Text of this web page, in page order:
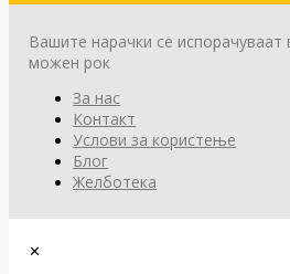
Вашите нарачки се испорачуваат
можен рок
За нас
Контакт
Услови за користење
Блог
Желботека
✕